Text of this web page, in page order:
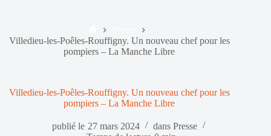
Accueil
Villedieu-les-Poêles-Rouffigny. Un nouveau chef pour les
pompiers – La Manche Libre
Villedieu-les-Poêles-Rouffigny. Un nouveau chef pour les
pompiers – La Manche Libre
publié le 27 mars 2024 dans Presse